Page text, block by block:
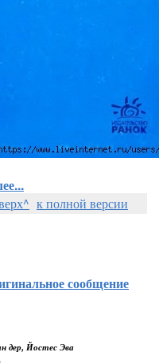
к полной версии
сообщение
дер, Йостес Эва